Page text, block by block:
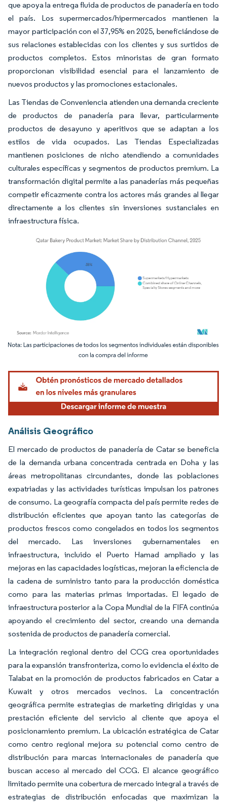
que apoya la entrega fluida de productos de panadería en todo
el país. Los supermercados/hipermercados mantienen la
mayor participación con el 37,95% en 2025, beneficiándose de
sus relaciones establecidas con los clientes y sus surtidos de
productos completos. Estos minoristas de gran formato
proporcionan visibilidad esencial para el lanzamiento de
nuevos productos y las promociones estacionales.
Las Tiendas de Conveniencia atienden una demanda creciente
de productos de panadería para llevar, particularmente
productos de desayuno y aperitivos que se adaptan a los
estilos de vida ocupados. Las Tiendas Especializadas
mantienen posiciones de nicho atendiendo a comunidades
culturales específicas y segmentos de productos premium. La
transformación digital permite a las panaderías más pequeñas
competir eficazmente contra los actores más grandes al llegar
directamente a los clientes sin inversiones sustanciales en
infraestructura física.
Imagen © Mordor Intelligence. El uso requiere atribución según CC BY 4.0.
Análisis Geográfico
El mercado de productos de panadería de Catar se beneficia
de la demanda urbana concentrada centrada en Doha y las
áreas metropolitanas circundantes, donde las poblaciones
expatriadas y las actividades turísticas impulsan los patrones
de consumo. La geografía compacta del país permite redes de
distribución eficientes que apoyan tanto las categorías de
productos frescos como congelados en todos los segmentos
del mercado. Las inversiones gubernamentales en
infraestructura, incluido el Puerto Hamad ampliado y las
mejoras en las capacidades logísticas, mejoran la eficiencia de
la cadena de suministro tanto para la producción doméstica
como para las materias primas importadas. El legado de
infraestructura posterior a la Copa Mundial de la FIFA continúa
apoyando el crecimiento del sector, creando una demanda
sostenida de productos de panadería comercial.
La integración regional dentro del CCG crea oportunidades
para la expansión transfronteriza, como lo evidencia el éxito de
Talabat en la promoción de productos fabricados en Catar a
Kuwait y otros mercados vecinos. La concentración
geográfica permite estrategias de marketing dirigidas y una
prestación eficiente del servicio al cliente que apoya el
posicionamiento premium. La ubicación estratégica de Catar
como centro regional mejora su potencial como centro de
distribución para marcas internacionales de panadería que
buscan acceso al mercado del CCG. El alcance geográfico
limitado permite una cobertura de mercado integral a través de
estrategias de distribución enfocadas que maximizan la